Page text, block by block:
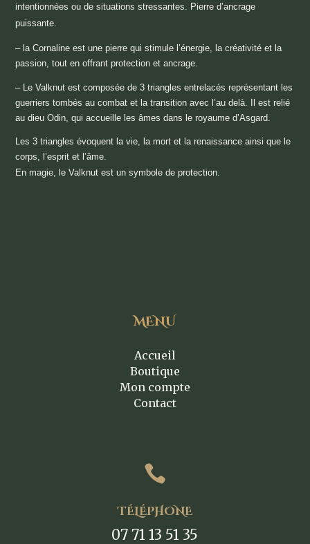
intentionnées ou de situations stressantes. Pierre d’ancrage
puissante.
– la Cornaline est une pierre qui stimule l’énergie, la créativité et la
passion, tout en offrant protection et ancrage.
– Le Valknut est composée de 3 triangles entrelacés représentant les
guerriers tombés au combat et la transition avec l’au delà. Il est relié
au dieu Odin, qui accueille les âmes dans le royaume d’Asgard.
Les 3 triangles évoquent la vie, la mort et la renaissance ainsi que le
corps, l’esprit et l’âme.
En magie, le Valknut est un symbole de protection.
MENU
Accueil
Boutique
Mon compte
Contact

TÉLÉPHONE
07 71 13 51 35